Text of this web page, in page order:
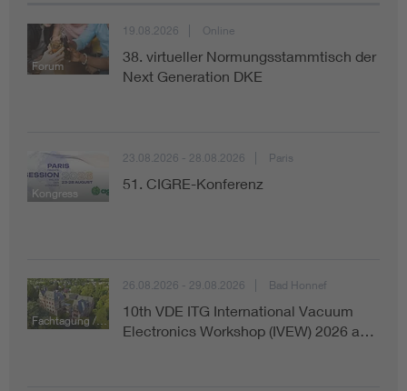
Forum
19.08.2026 Online
38. virtueller Normungsstammtisch der
Next Generation DKE
Kongress
23.08.2026 - 28.08.2026 Paris
51. CIGRE-Konferenz
Fachtagung / Konferenz
26.08.2026 - 29.08.2026 Bad Honnef
10th VDE ITG International Vacuum
Electronics Workshop (IVEW) 2026 a…